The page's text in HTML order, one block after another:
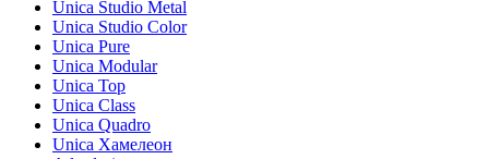
Unica Studio Metal
Unica Studio Color
Unica Pure
Unica Modular
Unica Top
Unica Class
Unica Quadro
Unica Хамелеон